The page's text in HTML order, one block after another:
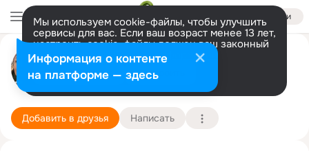
Войти
Мы используем cookie-файлы, чтобы улучшить
сервисы для вас. Если ваш возраст менее 13 лет,
настроить cookie-файлы должен ваш законный
представитель. Больше информации
Разрешить все Настроить
Александра Симухина
Москва 9 мая (52 года)
Подробнее
Добавить в друзья Написать
Информация о контенте
на платформе — здесь